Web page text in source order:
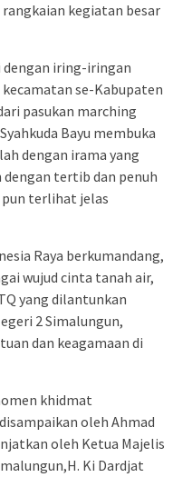
kegiatan besar
dengan iring-iringan
se-Kabupaten
pasukan marching
Bayu membuka
dengan irama yang
tertib dan penuh
pun terlihat jelas
Raya berkumandang,
wujud cinta tanah air,
yang dilantunkan
2 Simalungun,
dan keagamaan di
khidmat
oleh Ahmad
oleh Ketua Majelis
Ki Dardjat